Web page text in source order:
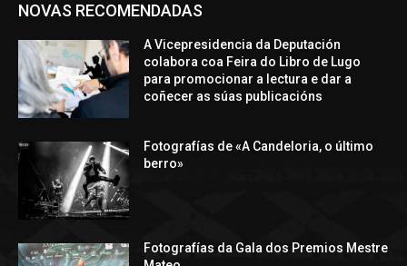
NOVAS RECOMENDADAS
A Vicepresidencia da Deputación
colabora coa Feira do Libro de Lugo
para promocionar a lectura e dar a
coñecer as súas publicacións
Fotografías de «A Candeloria, o último
berro»
Fotografías da Gala dos Premios Mestre